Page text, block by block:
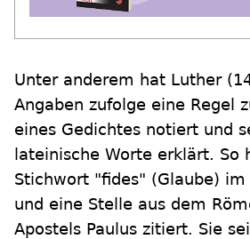
Unter anderem hat Luther
Angaben zufolge eine Regel
eines Gedichtes notiert und
lateinische Worte erklärt. So
Stichwort "fides" (Glaube) im
und eine Stelle aus dem
Apostels Paulus zitiert. Sie